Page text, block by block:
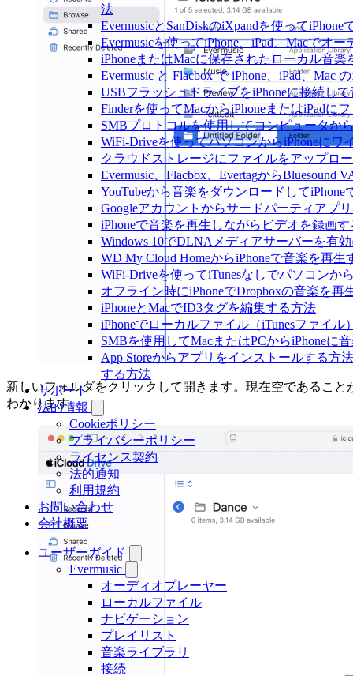
法
EvermusicとSanDiskのiXpandを使って
Evermusicを使ってiPhone、iPad、Macでオ
iPhoneまたはMacに保存されたローカル音楽
Evermusic と Flacbox で iPhone、iPad、
USBフラッシュドライブをiPhoneに接続し
Finderを使ってMacからiPhoneまたはiPadに
SMBプロトコルを使用してコンピュータか
WiFi-Driveを使ってパソコンからiPhoneに
クラウドストレージにファイルをアップロ
Evermusic、Flacbox、Evertagから
YouTubeから音楽をダウンロードして
Googleアカウントからサードパーティアプ
iPhoneで音楽を再生しながらビデオを録画
Windows 10でDLNAメディアサーバーを有
WD My Cloud HomeからiPhoneで音楽を再生
WiFi-Driveを使ってiTunesなしでパソコンか
オフライン時にiPhoneでDropboxの音楽を再
iPhoneとMacでID3タグを編集する方法
iPhoneでローカルファイル（iTunesファイル
SMBを使用してMacまたはPCからiPhoneに
App Storeからアプリをインストールする方
する方法
サポート
法的情報
Cookieポリシー
プライバシーポリシー
ライセンス契約
法的通知
利用規約
お問い合わせ
会社概要
ユーザーガイド
Evermusic
オーディオプレーヤー
ローカルファイル
ナビゲーション
プレイリスト
音楽ライブラリ
接続
新しいフォルダをクリックして開きます。現在空であること
わかります。